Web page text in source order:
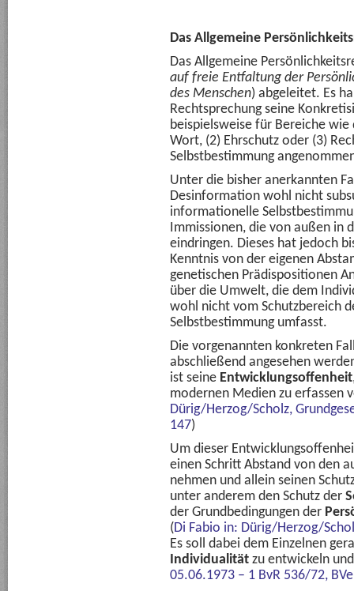
Das Allgemeine
Das Allgemeine
auf freie Entfaltung der
des Menschen) abgeleitet. Es
Rechtsprechung seine
beispielsweise für Bereiche wie
Wort, (2) Ehrschutz oder (3)
Selbstbestimmung
Unter die bisher anerkannten
Desinformation wohl nicht
informationelle
Immissionen, die von außen in
eindringen. Dieses hat jedoch
Kenntnis von der eigenen
genetischen Prädispositionen
über die Umwelt, die dem
wohl nicht vom Schutzbereich
Selbstbestimmung umfasst.
Die vorgenannten konkreten
abschließend angesehen
ist seine Entwicklungsoffenheit
modernen Medien zu erfassen
Dürig/Herzog/Scholz,
147)
Um dieser
einen Schritt Abstand von den
nehmen und allein seinen
unter anderem den Schutz der
der Grundbedingungen der
(Di Fabio in: Dürig/Herzog/
Es soll dabei dem Einzelnen
Individualität zu entwickeln
05.06.1973 – 1 BvR 536/72,